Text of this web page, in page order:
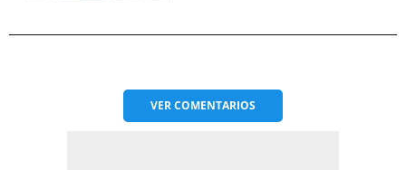
VERCOMENTARIOS